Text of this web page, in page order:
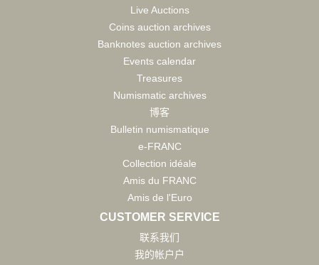
Live Auctions
Coins auction archives
Banknotes auction archives
Events calendar
Treasures
Numismatic archives
博客
Bulletin numismatique
e-FRANC
Collection idéale
Amis du FRANC
Amis de l'Euro
CUSTOMER SERVICE
联系我们
我的帐户户